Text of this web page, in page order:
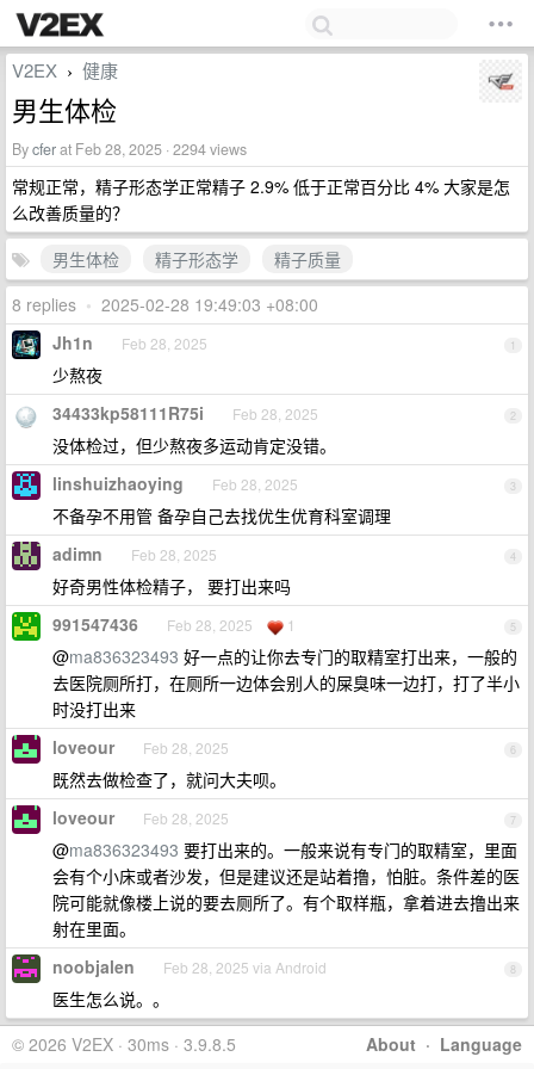
V2EX › 健康
男生体检
Bycferat Feb 28, 2025 · 2294 views
常规正常，精子形态学正常精子 2.9% 低于正常百分比 4% 大家是怎
么改善质量的？
男生体检
精子形态学
精子质量
8 replies • 2025-02-28 19:49:03 +08:00
1
Jh1n Feb 28, 2025
少熬夜
2
34433kp58111R75i Feb 28, 2025
没体检过，但少熬夜多运动肯定没错。
3
linshuizhaoying Feb 28, 2025
不备孕不用管 备孕自己去找优生优育科室调理
4
adimn Feb 28, 2025
好奇男性体检精子， 要打出来吗
5
991547436 Feb 28, 2025 1
@ma836323493 好一点的让你去专门的取精室打出来，一般的
去医院厕所打，在厕所一边体会别人的屎臭味一边打，打了半小
时没打出来
6
loveour Feb 28, 2025
既然去做检查了，就问大夫呗。
7
loveour Feb 28, 2025
@ma836323493 要打出来的。一般来说有专门的取精室，里面
会有个小床或者沙发，但是建议还是站着撸，怕脏。条件差的医
院可能就像楼上说的要去厕所了。有个取样瓶，拿着进去撸出来
射在里面。
8
noobjalen Feb 28, 2025 via Android
医生怎么说。。
About · Language
© 2026 V2EX · 30ms · 3.9.8.5